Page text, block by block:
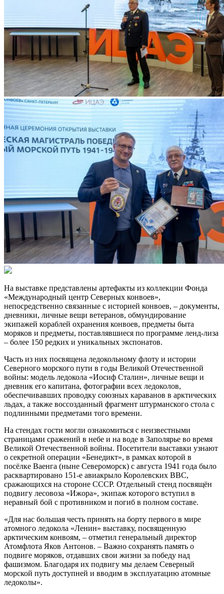
На выставке представлены артефакты из коллекции Фонда
«Международный центр Северных конвоев»,
непосредственно связанные с историей конвоев, – документы,
дневники, личные вещи ветеранов, обмундирование
экипажей кораблей охранения конвоев, предметы быта
моряков и предметы, поставлявшиеся по программе ленд-лиза
– более 150 редких и уникальных экспонатов.
Часть из них посвящена ледокольному флоту и истории
Северного морского пути в годы Великой Отечественной
войны: модель ледокола «Иосиф Сталин», личные вещи и
дневник его капитана, фотографии всех ледоколов,
обеспечивавших проводку союзных караванов в арктических
льдах, а также воссозданный фрагмент штурманского стола с
подлинными предметами того времени.
На стендах гости могли ознакомиться с неизвестными
страницами сражений в небе и на воде в Заполярье во время
Великой Отечественной войны. Посетители выставки узнают
о секретной операции «Бенедикт», в рамках которой в
посёлке Ваенга (ныне Североморск) с августа 1941 года было
расквартировано 151-е авиакрыло Королевских ВВС,
сражающихся на стороне СССР. Отдельный стенд посвящён
подвигу лесовоза «Ижора», экипаж которого вступил в
неравный бой с противником и погиб в полном составе.
«Для нас большая честь принять на борту первого в мире
атомного ледокола «Ленин» выставку, посвященную
арктическим конвоям, – отметил генеральный директор
Атомфлота Яков Антонов. – Важно сохранять память о
подвиге моряков, отдавших свои жизни за победу над
фашизмом. Благодаря их подвигу мы делаем Северный
морской путь доступней и вводим в эксплуатацию атомные
ледоколы».